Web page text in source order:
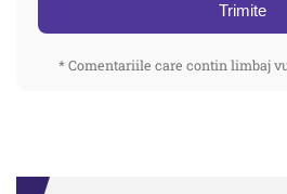
Trimite
* Comentariile care contin limbaj